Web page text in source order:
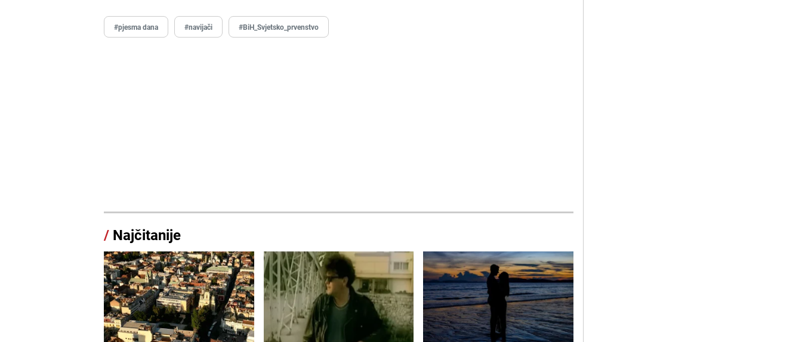
#pjesma dana #navijači #BiH_Svjetsko_prvenstvo
/ Najčitanije